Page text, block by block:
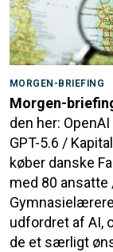
MORGEN-BRIEFING
Morgen-
den her:
GPT-5.6 /
køber danske
med 80 ansatte
udfordret af AI,
de et særligt